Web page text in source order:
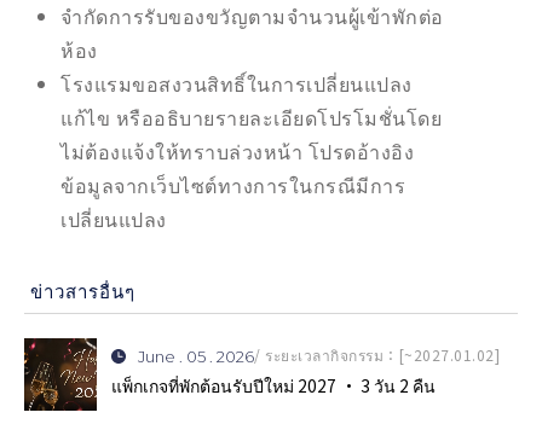
จำกัดการรับของขวัญตามจำนวนผู้เข้าพักต่อ
ห้อง
โรงแรมขอสงวนสิทธิ์ในการเปลี่ยนแปลง
แก้ไข หรืออธิบายรายละเอียดโปรโมชั่นโดย
ไม่ต้องแจ้งให้ทราบล่วงหน้า โปรดอ้างอิง
ข้อมูลจากเว็บไซต์ทางการในกรณีมีการ
เปลี่ยนแปลง
ข่าวสารอื่นๆ
June . 05 . 2026/ ระยะเวลากิจกรรม：[~2027.01.02]
แพ็กเกจที่พักต้อนรับปีใหม่ 2027 · 3 วัน 2 คืน